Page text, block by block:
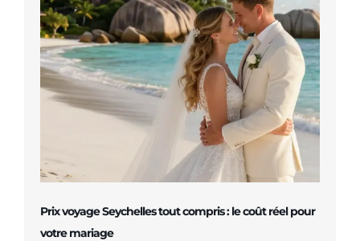
Prix voyage Seychelles tout compris : le coût réel pour
votre mariage